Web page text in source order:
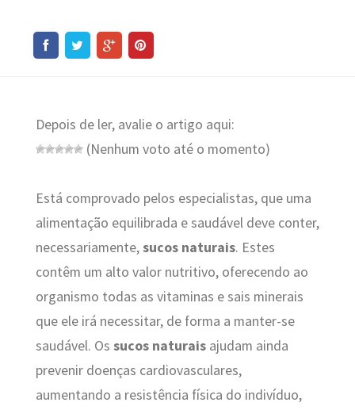
Depois de ler, avalie o artigo aqui:
(Nenhum voto até o momento)
Está comprovado pelos especialistas, que uma
alimentação equilibrada e saudável deve conter,
necessariamente,sucos naturais. Estes
contêm um alto valor nutritivo, oferecendo ao
organismo todas as vitaminas e sais minerais
que ele irá necessitar, de forma a manter-se
saudável. Os sucos naturaisajudam ainda
prevenir doenças cardiovasculares,
aumentando a resistência física do indivíduo,